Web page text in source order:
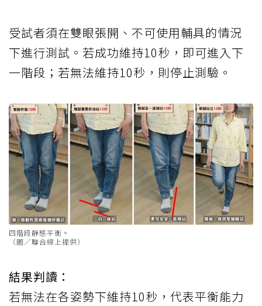
受試者須在雙眼張開、不可使用輔具的情況
下進行測試。若成功維持10秒，即可進入下
一階段；若無法維持10秒，則停止測驗。
四階段靜態平衡。
（圖／聯合線上提供）
結果判讀：
若無法在各姿勢下維持10秒，代表平衡能力